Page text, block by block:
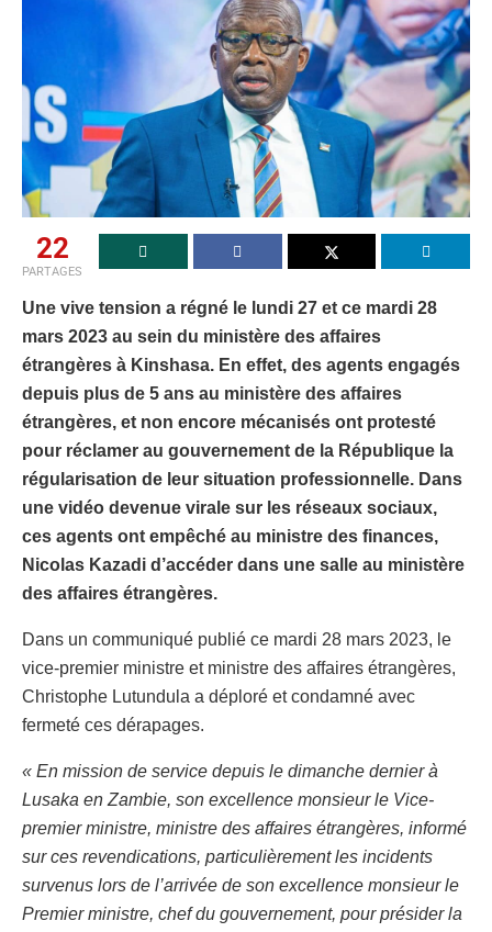
22
PARTAGES
Une vive tension a régné le lundi 27 et ce mardi 28
mars 2023 au sein du ministère des affaires
étrangères à Kinshasa. En effet, des agents engagés
depuis plus de 5 ans au ministère des affaires
étrangères, et non encore mécanisés ont protesté
pour réclamer au gouvernement de la République la
régularisation de leur situation professionnelle. Dans
une vidéo devenue virale sur les réseaux sociaux,
ces agents ont empêché au ministre des finances,
Nicolas Kazadi d’accéder dans une salle au ministère
des affaires étrangères.
Dans un communiqué publié ce mardi 28 mars 2023, le
vice-premier ministre et ministre des affaires étrangères,
Christophe Lutundula a déploré et condamné avec
fermeté ces dérapages.
« En mission de service depuis le dimanche dernier à
Lusaka en Zambie, son excellence monsieur le Vice-
premier ministre, ministre des affaires étrangères, informé
sur ces revendications, particulièrement les incidents
survenus lors de l’arrivée de son excellence monsieur le
Premier ministre, chef du gouvernement, pour présider la